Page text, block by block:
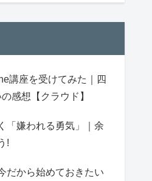
講座を受けてみた｜四
感想【クラウド】
「嫌われる勇気」｜余
!
だから始めておきたい